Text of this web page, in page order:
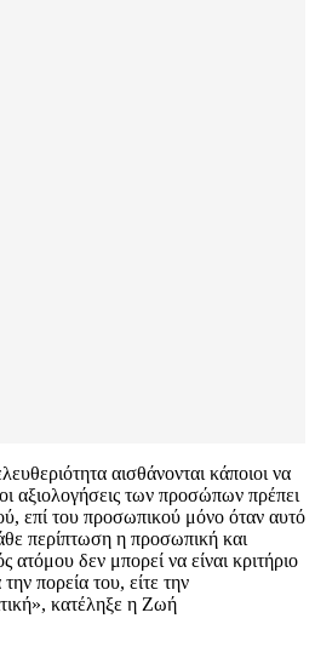
αισθάνονται κάποιοι να
οι αξιολογήσεις των προσώπων πρέπει
επί του προσωπικού μόνο όταν αυτό
περίπτωση η προσωπική και
ατόμου δεν μπορεί να είναι κριτήριο
πορεία του, είτε την
κατέληξε η Ζωή